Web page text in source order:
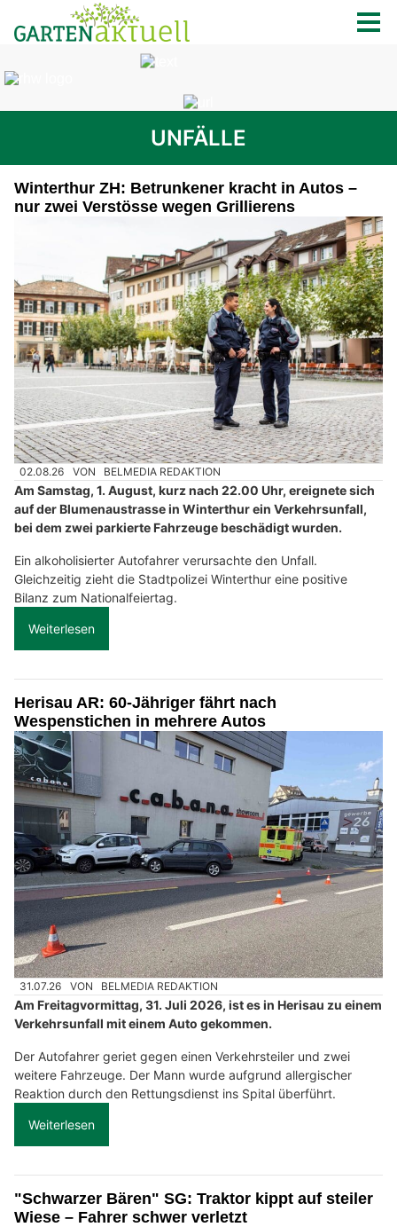
UNFÄLLE
Winterthur ZH: Betrunkener kracht in Autos –
nur zwei Verstösse wegen Grillierens
02.08.26 VON BELMEDIA REDAKTION
Am Samstag, 1. August, kurz nach 22.00 Uhr, ereignete sich
auf der Blumenaustrasse in Winterthur ein Verkehrsunfall,
bei dem zwei parkierte Fahrzeuge beschädigt wurden.
Ein alkoholisierter Autofahrer verursachte den Unfall.
Gleichzeitig zieht die Stadtpolizei Winterthur eine positive
Bilanz zum Nationalfeiertag.
Weiterlesen
Herisau AR: 60-Jähriger fährt nach
Wespenstichen in mehrere Autos
31.07.26 VON BELMEDIA REDAKTION
Am Freitagvormittag, 31. Juli 2026, ist es in Herisau zu einem
Verkehrsunfall mit einem Auto gekommen.
Der Autofahrer geriet gegen einen Verkehrsteiler und zwei
weitere Fahrzeuge. Der Mann wurde aufgrund allergischer
Reaktion durch den Rettungsdienst ins Spital überführt.
Weiterlesen
"Schwarzer Bären" SG: Traktor kippt auf steiler
Wiese – Fahrer schwer verletzt